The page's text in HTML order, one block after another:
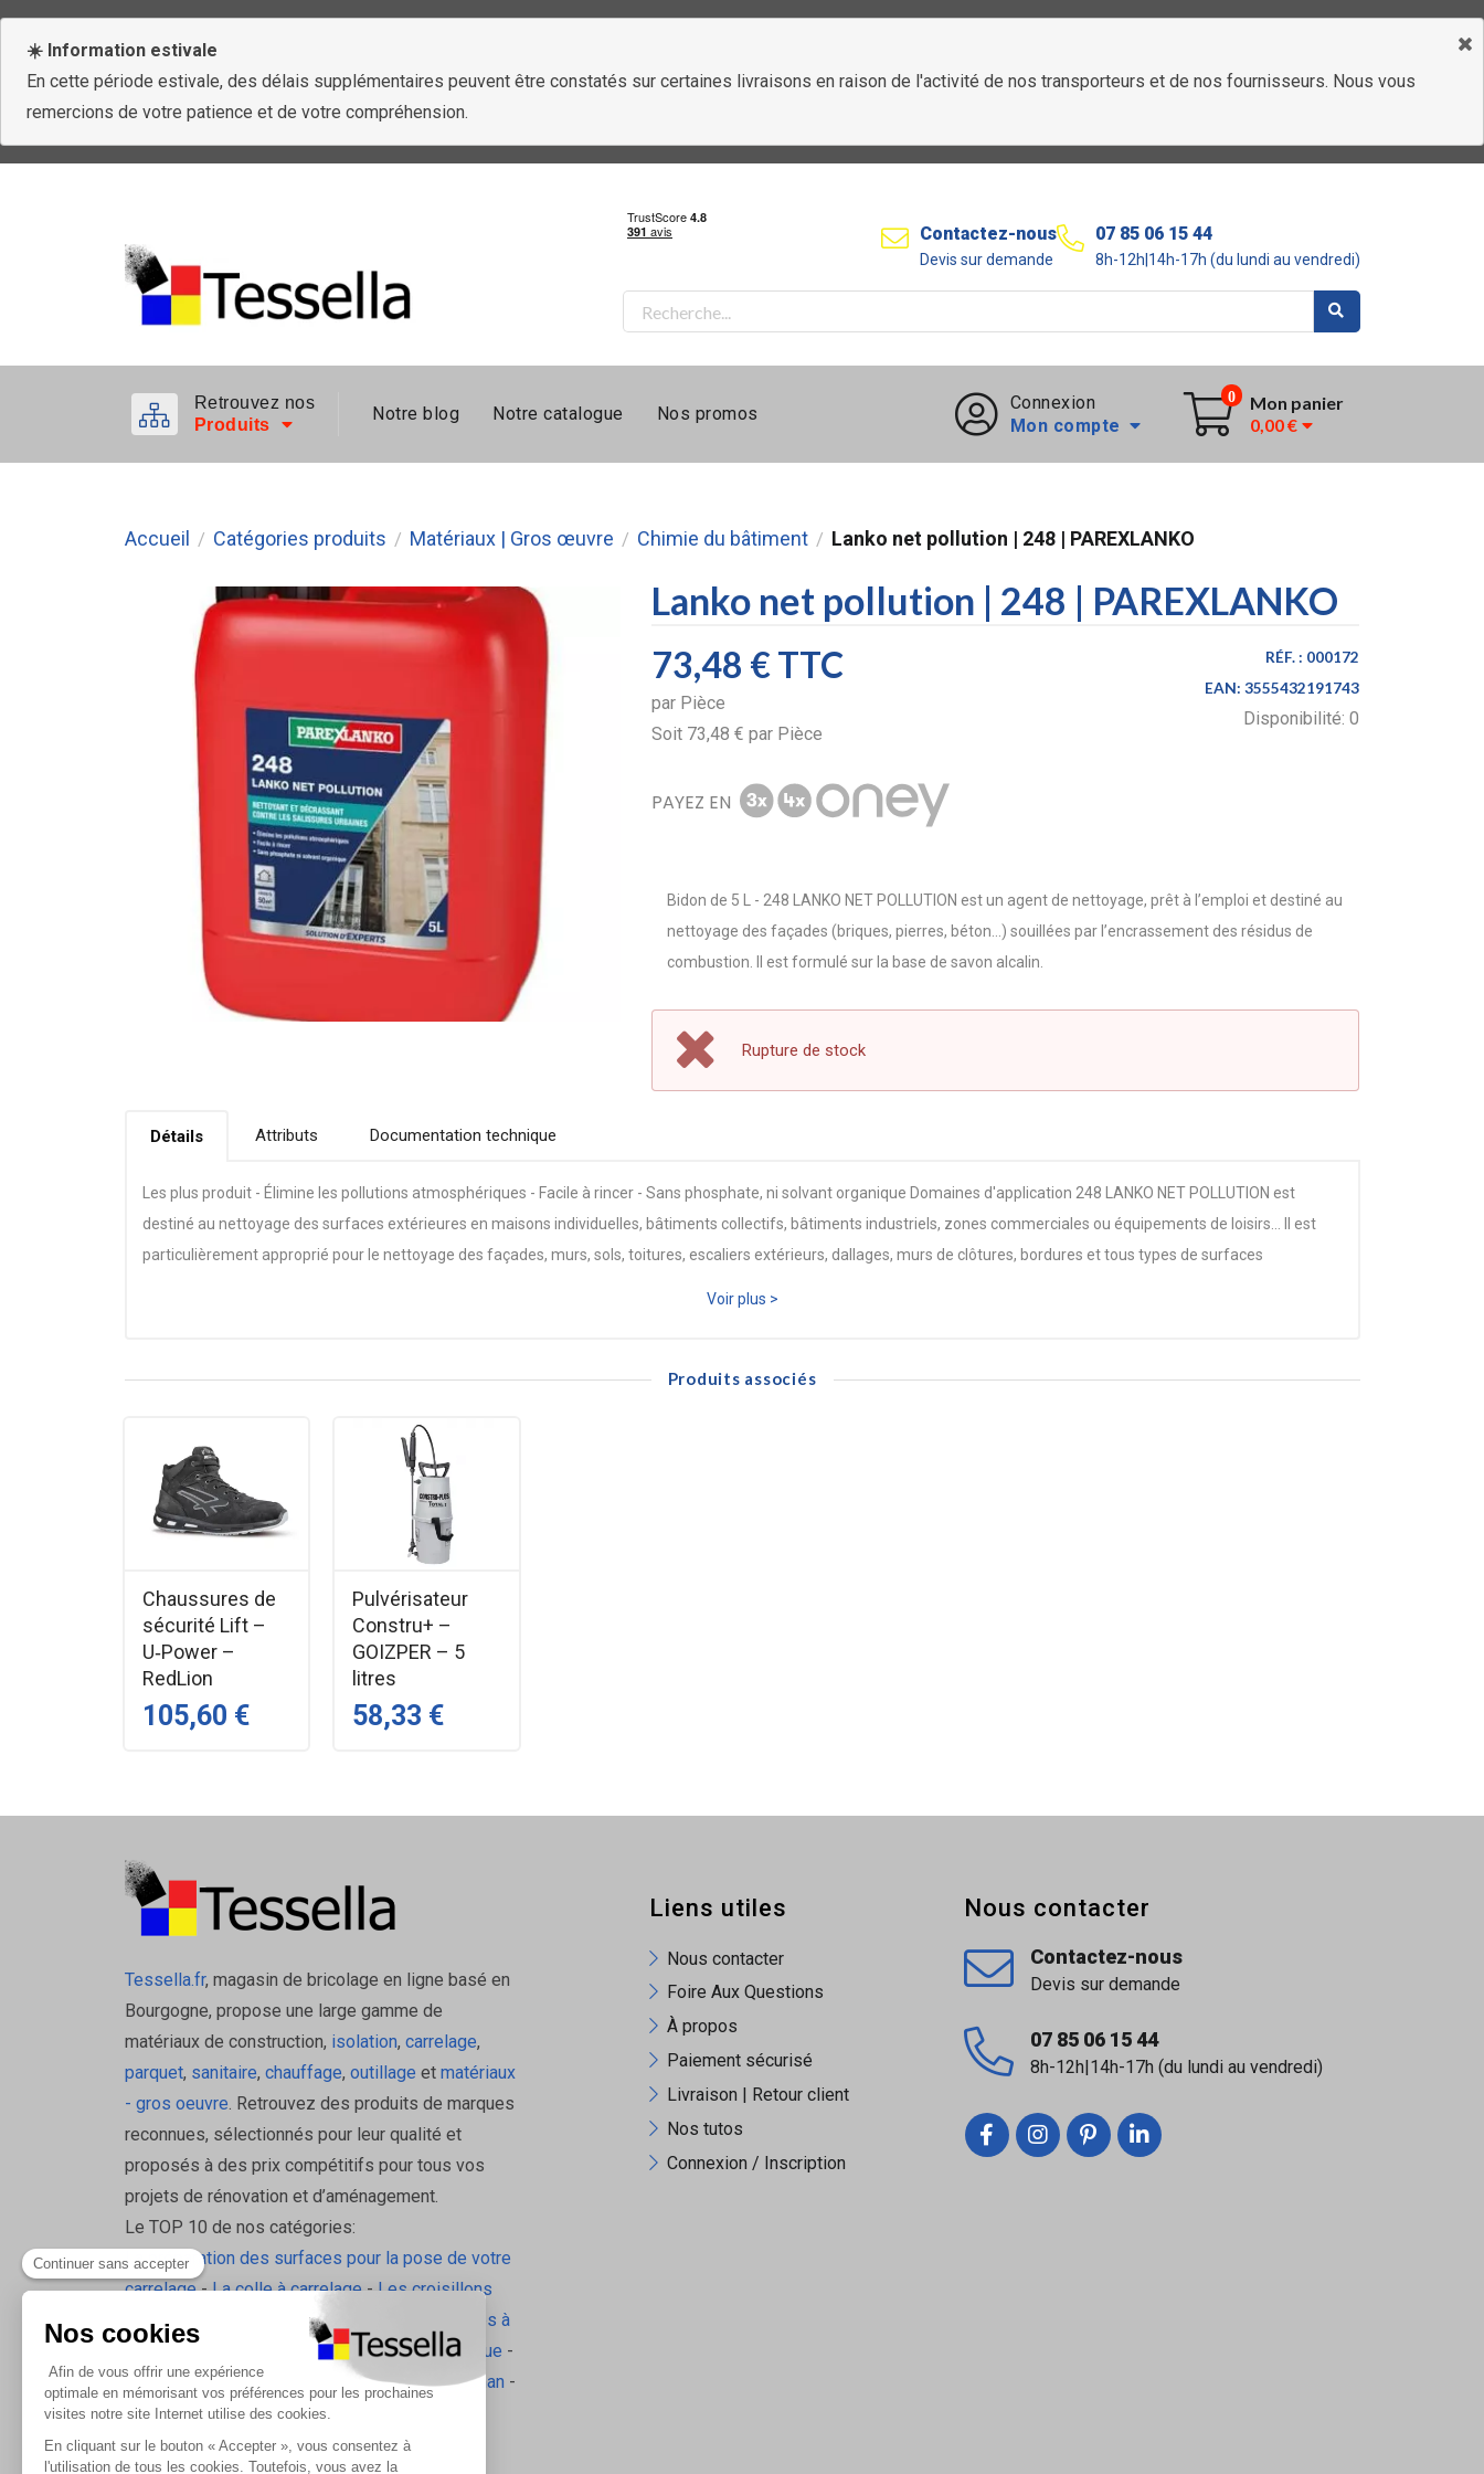
☀️ Information estivale
En cette période estivale, des délais supplémentaires peuvent être constatés sur certaines livraisons en raison de l'activité de nos transporteurs et de nos fournisseurs. Nous vous
remercions de votre patience et de votre compréhension.
Contactez-nous
Devis sur demande
07 85 06 15 44
8h-12h|14h-17h (du lundi au vendredi)
Retrouvez nos
Produits
Notre blog Notre catalogue Nos promos
Connexion
Mon compte
0
Mon panier
0,00 €
Accueil / Catégories produits / Matériaux | Gros œuvre / Chimie du bâtiment / Lanko net pollution | 248 | PAREXLANKO
Lanko net pollution | 248 | PAREXLANKO
73,48 €TTC
par Pièce
Soit 73,48 € par Pièce
RÉF. : 000172
EAN:3555432191743
Disponibilité:0
PAYEZ EN
Bidon de 5 L - 248 LANKO NET POLLUTION est un agent de nettoyage, prêt à l’emploi et destiné au
nettoyage des façades (briques, pierres, béton...) souillées par l’encrassement des résidus de
combustion. Il est formulé sur la base de savon alcalin.
Rupture de stock
Détails Attributs Documentation technique
Les plus produit - Élimine les pollutions atmosphériques - Facile à rincer - Sans phosphate, ni solvant organique Domaines d'application 248 LANKO NET POLLUTION est
destiné au nettoyage des surfaces extérieures en maisons individuelles, bâtiments collectifs, bâtiments industriels, zones commerciales ou équipements de loisirs… Il est
particulièrement approprié pour le nettoyage des façades, murs, sols, toitures, escaliers extérieurs, dallages, murs de clôtures, bordures et tous types de surfaces
Voir plus >
Produits associés
Chaussures de
sécurité Lift –
U‑Power –
RedLion
105,60 €
Pulvérisateur
Constru+ –
GOIZPER – 5
litres
58,33 €
Tessella.fr, magasin de bricolage en ligne basé en
Bourgogne, propose une large gamme de
matériaux de construction, isolation, carrelage,
parquet, sanitaire, chauffage, outillage et matériaux
- gros oeuvre . Retrouvez des produits de marques
reconnues, sélectionnés pour leur qualité et
proposés à des prix compétitifs pour tous vos
projets de rénovation et d’aménagement.
Le TOP 10 de nos catégories:
La préparation des surfaces pour la pose de votre
carrelage-La colle à carrelage- Les croisillons
pavilift
Le carrelage sol intérieur
Les plinthes à
-L'isolation écologique -
Les accessoires d'isolation
Radiateurs Brugman -
Les tablettes de douche
Liens utiles
Nous contacter
Foire Aux Questions
À propos
Paiement sécurisé
Livraison | Retour client
Nos tutos
Connexion / Inscription
Nous contacter
Contactez-nous
Devis sur demande
07 85 06 15 44
8h-12h|14h-17h (du lundi au vendredi)